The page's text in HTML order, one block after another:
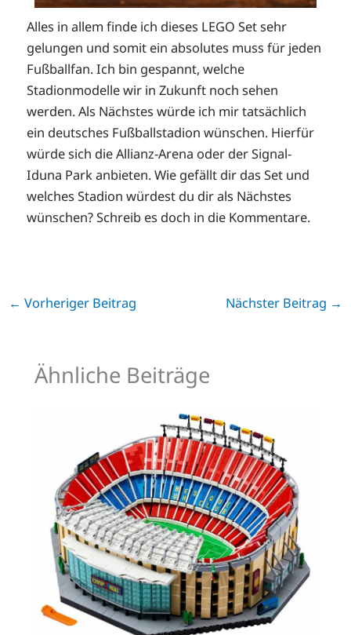
Alles in allem finde ich dieses LEGO Set sehr
gelungen und somit ein absolutes muss für jeden
Fußballfan. Ich bin gespannt, welche
Stadionmodelle wir in Zukunft noch sehen
werden. Als Nächstes würde ich mir tatsächlich
ein deutsches Fußballstadion wünschen. Hierfür
würde sich die Allianz-Arena oder der Signal-
Iduna Park anbieten. Wie gefällt dir das Set und
welches Stadion würdest du dir als Nächstes
wünschen? Schreib es doch in die Kommentare.
← Vorheriger Beitrag Nächster Beitrag →
Ähnliche Beiträge